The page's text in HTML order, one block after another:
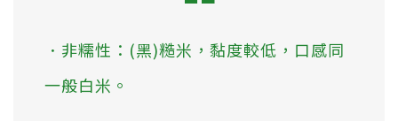
．非糯性：(黑)糙米，黏度較低，口感同
一般白米。